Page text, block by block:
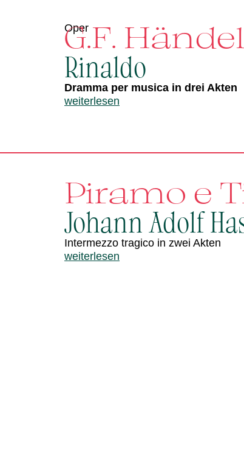
Oper
G.F. Händel
Rinaldo
Dramma per musica in drei Akten
weiterlesen
Piramo e
Johann Adolf
Intermezzo tragico in zwei Akten
weiterlesen